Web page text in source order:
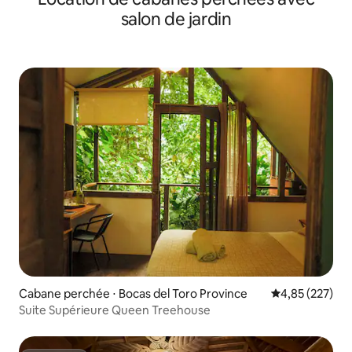
salon de jardin
Cabane perchée ⋅ Bocas del Toro Province Évaluation
4,85 (227)
Suite Supérieure Queen Treehouse